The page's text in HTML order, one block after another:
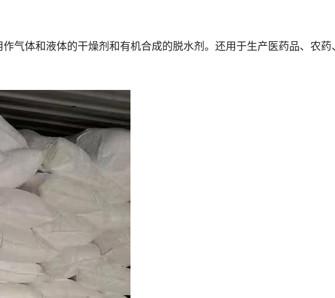
气体和液体的干燥剂和有机合成的脱水剂。还用于生产医药品、农药